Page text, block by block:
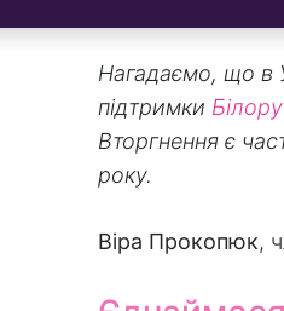
Нагадаємо, що в
підтримки
Вторгнення є
року.
Віра Прокопюк,